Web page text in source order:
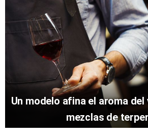
Un modelo afina el aroma
mezclas de